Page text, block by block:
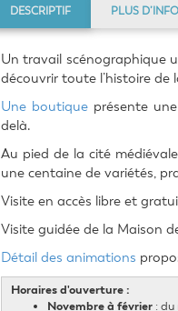
DESCRIPTIF
PLUS
Un travail scénographique
découvrir toute l’histoire de
Une boutique présente
delà.
Au pied de la cité
une centaine de variétés,
Visite en accès libre et
Visite guidée de la Maison
Détail des animations
Horaires d'ouverture :
Novembre à février : du